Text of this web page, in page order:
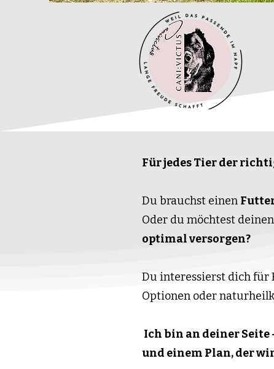
Für jedes Tier der
Du brauchst einen
Oder du möchtest deinen
optimal versorgen?
Du interessierst dich für
Optionen oder
Ich bin an deiner
und einem Plan, der